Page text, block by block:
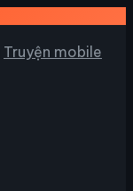
Truyện mobile